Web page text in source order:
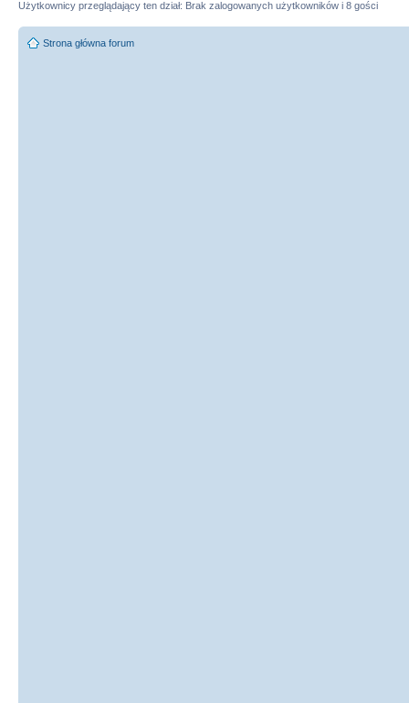
Użytkownicy przeglądający ten dział: Brak zalogowanych użytkowników i 8 gości
Strona główna forum